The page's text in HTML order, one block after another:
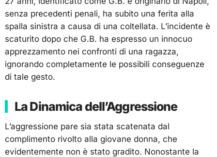
senza precedenti penali, ha subito una ferita alla
spalla sinistra a causa di una coltellata. L’incidente è
scaturito dopo che G.B. ha espresso un innocuo
apprezzamento nei confronti di una ragazza,
ignorando completamente le possibili conseguenze
di tale gesto.
La Dinamica dell’Aggressione
L’aggressione pare sia stata scatenata dal
complimento rivolto alla giovane donna, che
evidentemente non è stato gradito. Nonostante la